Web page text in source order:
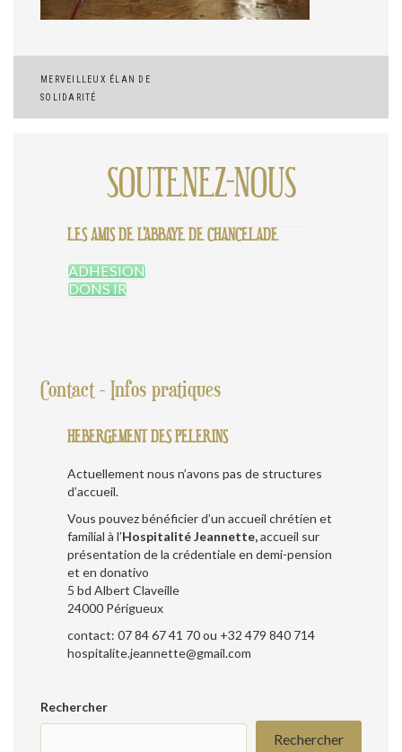
Navigation
de
MERVEILLEUX ÉLAN DE
SOLIDARITÉ
SOUTENEZ-NOUS
LES AMIS DE L'ABBAYE DE CHANCELADE
ADHESION
DONS IR
Contact - Infos pratiques
HEBERGEMENT DES PELERINS
Actuellement nous n’avons pas de structures
d’accueil.
Vous pouvez bénéficier d’un accueil chrétien et
familial à l’Hospitalité Jeannette,accueil sur
présentation de la crédentiale en demi-pension
et en donativo
5 bd Albert Claveille
24000 Périgueux
contact: 07 84 67 41 70 ou +32 479 840 714
hospitalite.jeannette@gmail.com
Rechercher
Rechercher